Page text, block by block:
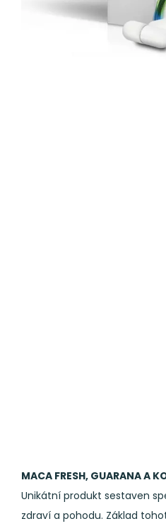
MACA FRESH, GUARANA A
Unikátní produkt sestaven
zdraví a pohodu. Základ